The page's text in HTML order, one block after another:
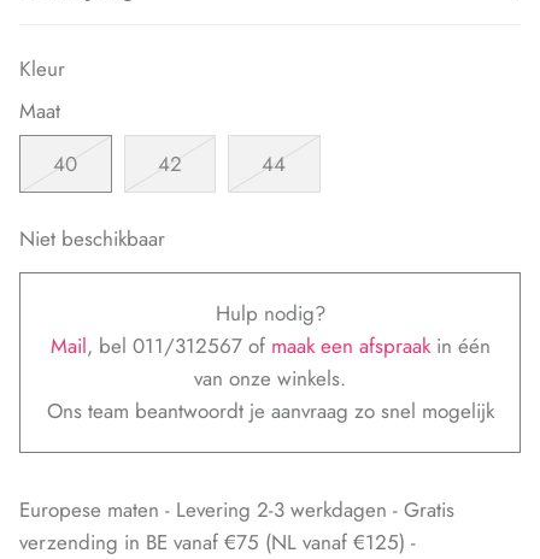
Kleur
Maat
40
42 44
Niet beschikbaar
Hulp nodig?
Mail, bel 011/312567 of maak een afspraak in één
van onze winkels.
Ons team beantwoordt je aanvraag zo snel mogelijk
Europese maten - Levering 2-3 werkdagen - Gratis
verzending in BE vanaf €75 (NL vanaf €125) -